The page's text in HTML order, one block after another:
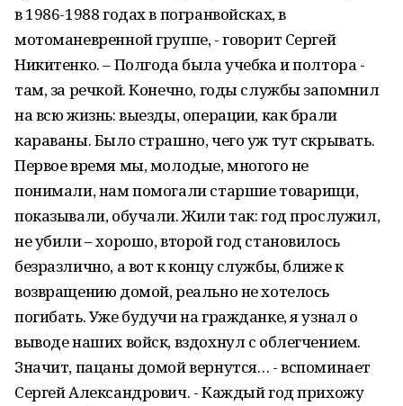
в 1986-1988 годах в погранвойсках, в
мотоманевренной группе, - говорит Сергей
Никитенко. – Полгода была учебка и полтора -
там, за речкой. Конечно, годы службы запомнил
на всю жизнь: выезды, операции, как брали
караваны. Было страшно, чего уж тут скрывать.
Первое время мы, молодые, многого не
понимали, нам помогали старшие товарищи,
показывали, обучали. Жили так: год прослужил,
не убили – хорошо, второй год становилось
безразлично, а вот к концу службы, ближе к
возвращению домой, реально не хотелось
погибать. Уже будучи на гражданке, я узнал о
выводе наших войск, вздохнул с облегчением.
Значит, пацаны домой вернутся… - вспоминает
Сергей Александрович. - Каждый год прихожу